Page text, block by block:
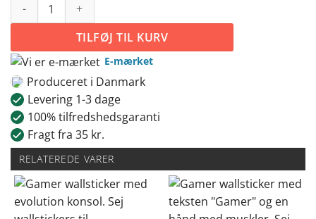
TILFØJ TIL KURV
E-mærket
Produceret i Danmark
Levering 1-3 dage
100% tilfredshedsgaranti
Fragt fra 35 kr.
RELATEREDE VARER